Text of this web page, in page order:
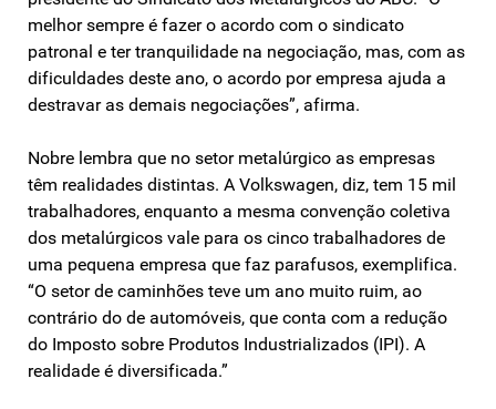
melhor sempre é fazer o acordo com o sindicato
patronal e ter tranquilidade na negociação, mas, com as
dificuldades deste ano, o acordo por empresa ajuda a
destravar as demais negociações”, afirma.
Nobre lembra que no setor metalúrgico as empresas
têm realidades distintas. A Volkswagen, diz, tem 15 mil
trabalhadores, enquanto a mesma convenção coletiva
dos metalúrgicos vale para os cinco trabalhadores de
uma pequena empresa que faz parafusos, exemplifica.
“O setor de caminhões teve um ano muito ruim, ao
contrário do de automóveis, que conta com a redução
do Imposto sobre Produtos Industrializados (IPI). A
realidade é diversificada.”